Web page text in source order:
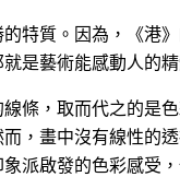
特質。因為，《港
是藝術能感動人的精
條，取而代之的是
，畫中沒有線性的
派啟發的色彩感受